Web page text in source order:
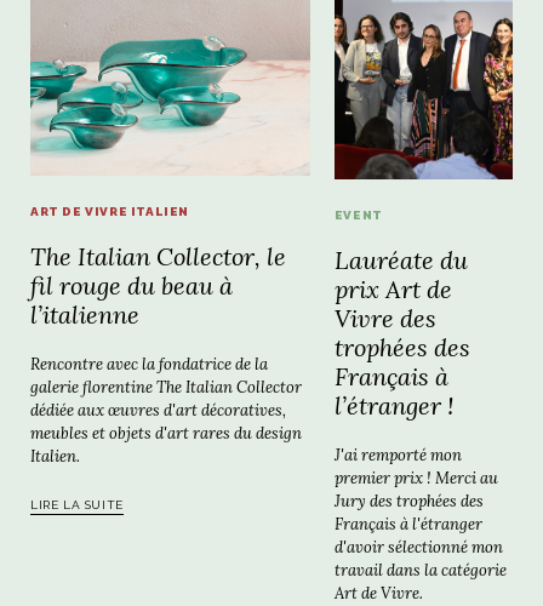
ART DE VIVRE ITALIEN
The Italian Collector, le
fil rouge du beau à
l’italienne
Rencontre avec la fondatrice de la
galerie florentine The Italian Collector
dédiée aux œuvres d'art décoratives,
meubles et objets d'art rares du design
Italien.
LIRE LA SUITE
EVENT
Lauréate du
prix Art de
Vivre des
trophées des
Français à
l’étranger !
J'ai remporté mon
premier prix ! Merci au
Jury des trophées des
Français à l'étranger
d'avoir sélectionné mon
travail dans la catégorie
Art de Vivre.